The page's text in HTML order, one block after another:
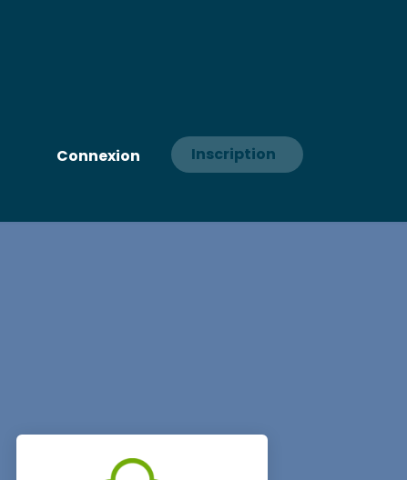
Connexion Inscription